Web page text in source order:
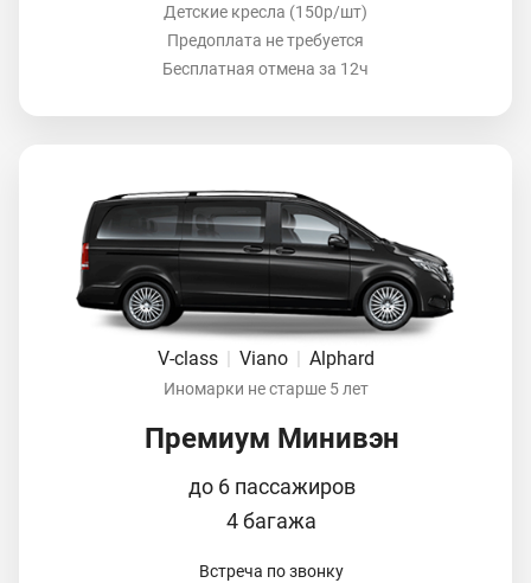
Детские кресла (150р/шт)
Предоплата не требуется
Бесплатная отмена за 12ч
V-class Viano Alphard
Иномарки не старше 5 лет
Премиум Минивэн
до 6 пассажиров
4 багажа
Встреча по звонку